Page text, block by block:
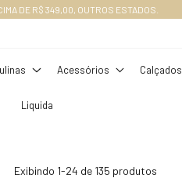
DE R$ 349,00, OUTROS ESTADOS.
Acessórios Calçados
Liquida
Exibindo 1-24 de 135 produtos